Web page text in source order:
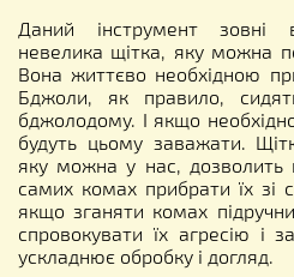
Даний інструмент зовні
невелика щітка, яку можна
Вона життєво необхідною
Бджоли, як правило,
бджолодому. І якщо
будуть цьому заважати.
яку можна у нас,
самих комах прибрати їх зі
якщо зганяти комах
спровокувати їх агресію і
ускладнює обробку і догляд.